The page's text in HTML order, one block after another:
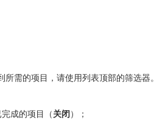
需的项目，请使用列表顶部的筛选器。
成的项目（关闭）；